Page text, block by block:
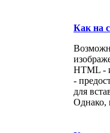
Как на
HTML -
-
для
Однако,